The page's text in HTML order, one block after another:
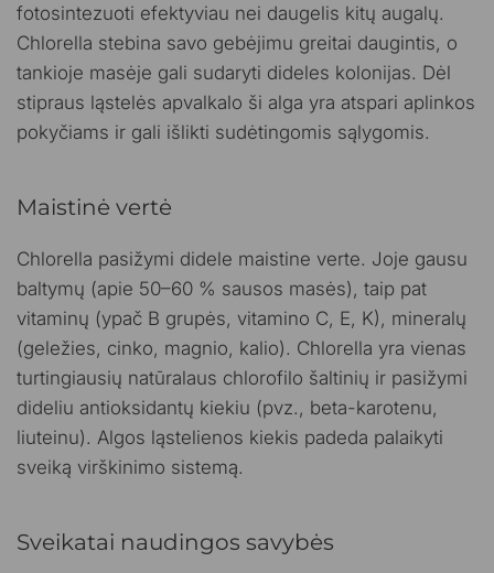
fotosintezuoti efektyviau nei daugelis kitų augalų.
Chlorella stebina savo gebėjimu greitai daugintis, o
tankioje masėje gali sudaryti dideles kolonijas. Dėl
stipraus ląstelės apvalkalo ši alga yra atspari aplinkos
pokyčiams ir gali išlikti sudėtingomis sąlygomis.
Maistinė vertė
Chlorella pasižymi didele maistine verte. Joje gausu
baltymų (apie 50–60 % sausos masės), taip pat
vitaminų (ypač B grupės, vitamino C, E, K), mineralų
(geležies, cinko, magnio, kalio). Chlorella yra vienas
turtingiausių natūralaus chlorofilo šaltinių ir pasižymi
dideliu antioksidantų kiekiu (pvz., beta-karotenu,
liuteinu). Algos ląstelienos kiekis padeda palaikyti
sveiką virškinimo sistemą.
Sveikatai naudingos savybės